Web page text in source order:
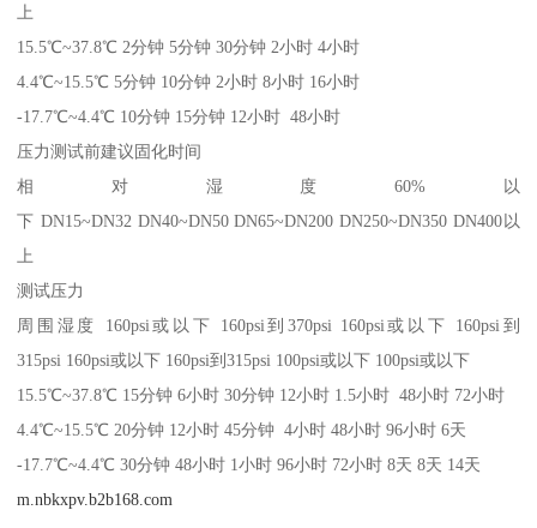
上
15.5℃~37.8℃ 2分钟 5分钟 30分钟 2小时 4小时
4.4℃~15.5℃ 5分钟 10分钟 2小时 8小时 16小时
-17.7℃~4.4℃ 10分钟 15分钟 12小时 48小时
压力测试前建议固化时间
相对湿度60%以
下 DN15~DN32 DN40~DN50 DN65~DN200 DN250~DN350 DN400以
上
测试压力
周围湿度 160psi或以下 160psi到370psi 160psi或以下 160psi到
315psi 160psi或以下 160psi到315psi 100psi或以下 100psi或以下
15.5℃~37.8℃ 15分钟 6小时 30分钟 12小时 1.5小时 48小时 72小时
4.4℃~15.5℃ 20分钟 12小时 45分钟 4小时 48小时 96小时 6天
-17.7℃~4.4℃ 30分钟 48小时 1小时 96小时 72小时 8天 8天 14天
m.nbkxpv.b2b168.com